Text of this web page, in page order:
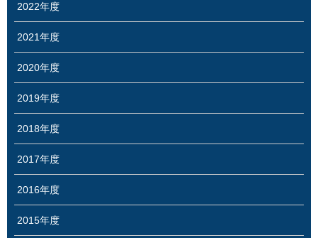
2022年度
2021年度
2020年度
2019年度
2018年度
2017年度
2016年度
2015年度